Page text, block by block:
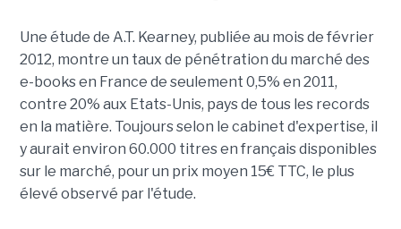
Une étude de A.T. Kearney, publiée au mois de février
2012, montre un taux de pénétration du marché des
e-books en France de seulement 0,5% en 2011,
contre 20% aux Etats-Unis, pays de tous les records
en la matière. Toujours selon le cabinet d'expertise, il
y aurait environ 60.000 titres en français disponibles
sur le marché, pour un prix moyen 15€ TTC, le plus
élevé observé par l'étude.